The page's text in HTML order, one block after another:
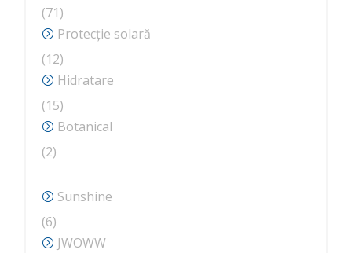
7171
de
produse
Protecție solară
1212
produse
Hidratare
1515
produse
Botanical
22
Sunshine
66
produse
JWOWW